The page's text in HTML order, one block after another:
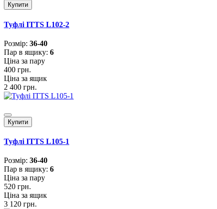
Купити
Туфлі ITTS L102-2
Розмiр: 36-40
Пар в ящику: 6
Ціна за пару
400 грн.
Ціна за ящик
2 400 грн.
Купити
Туфлі ITTS L105-1
Розмiр: 36-40
Пар в ящику: 6
Ціна за пару
520 грн.
Ціна за ящик
3 120 грн.